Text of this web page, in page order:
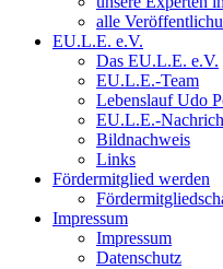
alle
EU.L.E. e.V.
Das EU.L.E. e.V.
EU.L.E.-Team
Lebenslauf Udo
EU.L.E.-
Bildnachweis
Links
Fördermitglied werden
Impressum
Impressum
Datenschutz